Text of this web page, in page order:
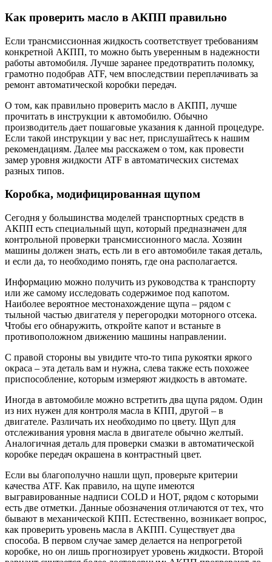
Как проверить масло в АКПП правильно
Если трансмиссионная жидкость соответствует требованиям
конкретной АКПП, то можно быть уверенным в надежности
работы автомобиля. Лучше заранее предотвратить поломку,
грамотно подобрав ATF, чем впоследствии переплачивать за
ремонт автоматической коробки передач.
О том, как правильно проверить масло в АКПП, лучше
прочитать в инструкции к автомобилю. Обычно
производитель дает пошаговые указания к данной процедуре.
Если такой инструкции у вас нет, прислушайтесь к нашим
рекомендациям. Далее мы расскажем о том, как провести
замер уровня жидкости ATF в автоматических системах
разных типов.
Коробка, модифицированная щупом
Сегодня у большинства моделей транспортных средств в
АКПП есть специальный щуп, который предназначен для
контрольной проверки трансмиссионного масла. Хозяин
машины должен знать, есть ли в его автомобиле такая деталь,
и если да, то необходимо понять, где она располагается.
Информацию можно получить из руководства к транспорту
или же самому исследовать содержимое под капотом.
Наиболее вероятное местонахождение щупа – рядом с
тыльной частью двигателя у перегородки моторного отсека.
Чтобы его обнаружить, откройте капот и встаньте в
противоположном движению машины направлении.
С правой стороны вы увидите что-то типа рукоятки яркого
окраса – эта деталь вам и нужна, слева также есть похожее
приспособление, которым измеряют жидкость в автомате.
Иногда в автомобиле можно встретить два щупа рядом. Один
из них нужен для контроля масла в КПП, другой – в
двигателе. Различать их необходимо по цвету. Щуп для
отслеживания уровня масла в двигателе обычно желтый.
Аналогичная деталь для проверки смазки в автоматической
коробке передач окрашена в контрастный цвет.
Если вы благополучно нашли щуп, проверьте критерии
качества ATF. Как правило, на щупе имеются
выгравированные надписи COLD и HOT, рядом с которыми
есть две отметки. Данные обозначения отличаются от тех, что
бывают в механической КПП. Естественно, возникает вопрос,
как проверить уровень масла в АКПП. Существует два
способа. В первом случае замер делается на непрогретой
коробке, но он лишь прогнозирует уровень жидкости. Второй